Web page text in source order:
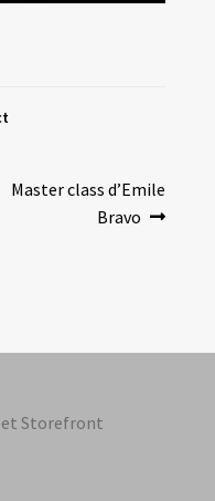
Article
Master class d’Emile
Bravo
et Storefront